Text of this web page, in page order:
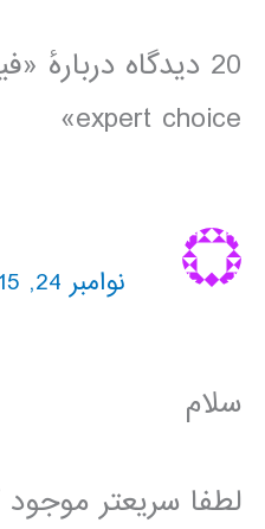
20 دیدگاه
expert choice»
نوامبر 24, 2015 در 2:45 ب.ظ
سلام
لطفا سریعتر